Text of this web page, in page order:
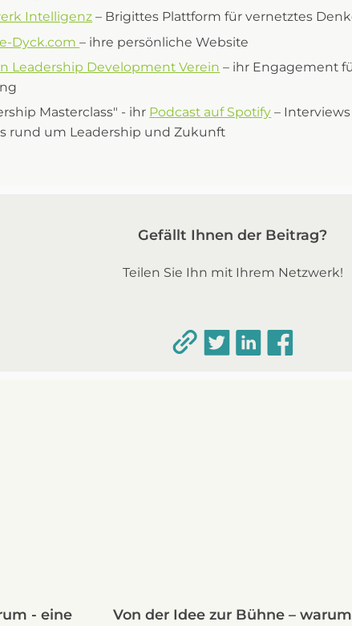
Intelligenz – Brigittes Plattform für vernetztes
Dyck.com– ihre persönliche Website
Leadership Development Verein – ihr Engagement
Masterclass" - ihr Podcast auf Spotify –
rund um Leadership und Zukunft
Gefällt Ihnen der Beitrag?
Teilen Sie Ihn mit Ihrem Netzwerk!
- eine Von der Idee zur Bühne – warum